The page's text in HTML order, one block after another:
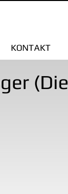
KONTAKT
(Die